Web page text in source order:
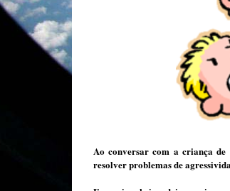
Ao conversar com a criança
resolver problemas de